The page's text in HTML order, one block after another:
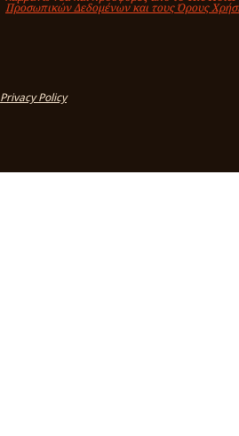
Προσωπικών Δεδομένων και τους Όρους
Privacy Policy